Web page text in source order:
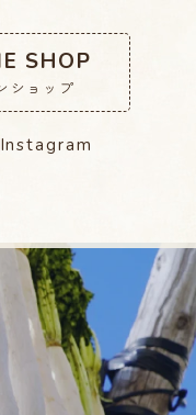
SHOP
ショップ
Instagram